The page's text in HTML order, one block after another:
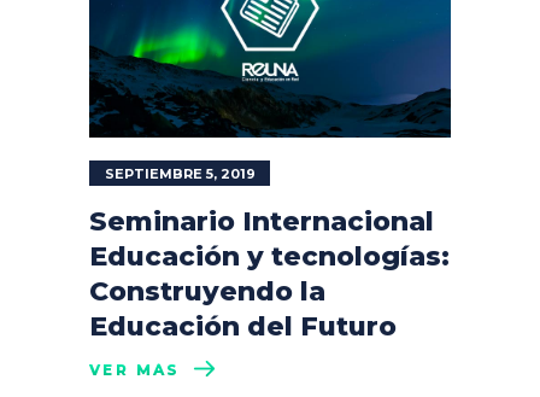
SEPTIEMBRE 5, 2019
Seminario Internacional
Educación y tecnologías:
Construyendo la
Educación del Futuro
VER MÁS